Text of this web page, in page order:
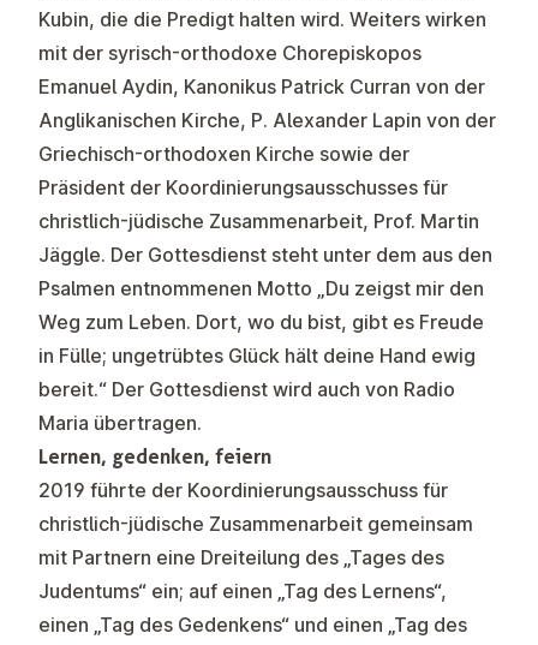
Kubin, die die Predigt halten wird. Weiters wirken
mit der syrisch-orthodoxe Chorepiskopos
Emanuel Aydin, Kanonikus Patrick Curran von der
Anglikanischen Kirche, P. Alexander Lapin von der
Griechisch-orthodoxen Kirche sowie der
Präsident der Koordinierungsausschusses für
christlich-jüdische Zusammenarbeit, Prof. Martin
Jäggle. Der Gottesdienst steht unter dem aus den
Psalmen entnommenen Motto „Du zeigst mir den
Weg zum Leben. Dort, wo du bist, gibt es Freude
in Fülle; ungetrübtes Glück hält deine Hand ewig
bereit.“ Der Gottesdienst wird auch von Radio
Maria übertragen.
Lernen, gedenken, feiern
2019 führte der Koordinierungsausschuss für
christlich-jüdische Zusammenarbeit gemeinsam
mit Partnern eine Dreiteilung des „Tages des
Judentums“ ein; auf einen „Tag des Lernens“,
einen „Tag des Gedenkens“ und einen „Tag des